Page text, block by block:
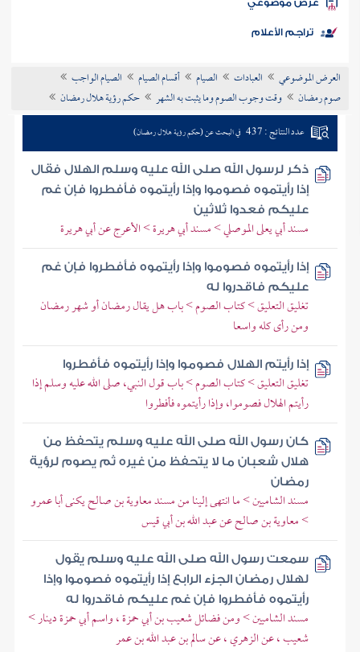
الكتب
موضوعي
تراجم الأعلام
العرض الموضوعي العبادات الصيام أقسام الصيام
الصيام الواجب
صوم رمضان
وقت وجوب الصوم وما يثبت به الشهر حكم رؤية هلال رمضان
عدد النتائج : 437 في البحث عن (حكم رؤية هلال رمضان)
ذكر لرسول الله صلى الله عليه وسلم الهلال فقال
إذا رأيتموه فصوموا وإذا رأيتموه فأفطروا فإن غم
عليكم فعدوا ثلاثين
مسند أبي يعلى الموصلي > مسند أبي هريرة > الأعرج عن أبي هريرة
إذا رأيتموه فصوموا وإذا رأيتموه فأفطروا فإن غم
عليكم فاقدروا له
تغليق التعليق > كتاب الصوم > باب هل يقال رمضان أو شهر رمضان
ومن رأى كله واسعا
إذا رأيتم الهلال فصوموا وإذا رأيتموه فأفطروا
تغليق التعليق > كتاب الصوم > باب قول النبي، صلى الله عليه وسلم إذا
رأيتم الهلال فصوموا، وإذا رأيتموه فأفطروا
كان رسول الله صلى الله عليه وسلم يتحفظ من
هلال شعبان ما لا يتحفظ من غيره ثم يصوم لرؤية
رمضان
مسند الشاميين > ما انتهى إلينا من مسند معاوية بن صالح يكنى أبا عمرو
> معاوية بن صالح عن عبد الله بن أبي قيس
سمعت رسول الله صلى الله عليه وسلم يقول
لهلال رمضان الجزء الرابع إذا رأيتموه فصوموا وإذا
رأيتموه فأفطروا فإن غم عليكم فاقدروا له
مسند الشاميين > ومن فضائل شعيب بن أبي حمزة ، واسم أبي حمزة دينار >
شعيب ، عن الزهري ، عن سالم بن عبد الله بن عمر